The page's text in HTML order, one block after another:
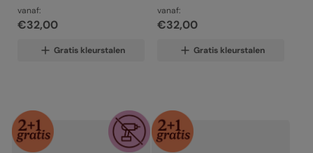
vanaf:
€32,00
Gratis kleurstalen
vanaf:
€32,00
Gratis kleurstalen